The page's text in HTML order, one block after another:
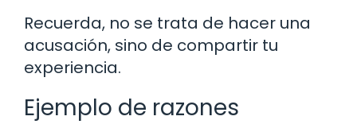
Recuerda, no se trata de hacer una
acusación, sino de compartir tu
experiencia.
Ejemplo de razones